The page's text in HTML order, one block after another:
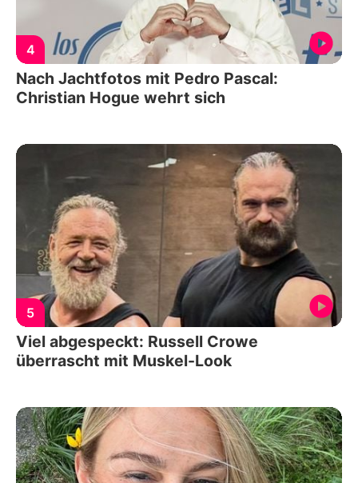
4
Nach Jachtfotos mit Pedro Pascal:
Christian Hogue wehrt sich
5
Viel abgespeckt: Russell Crowe
überrascht mit Muskel-Look